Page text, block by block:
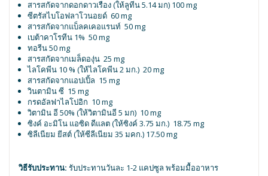
สารสกัดจากดอกดาวเรือง (ให้ลูทีน 5.14 มก) 100 mg
ซีตรัสไบโอฟลาโวนอยด์ 60 mg
สารสกัดจากแบ็ลคเคอแรนท์ 50 mg
เบต้าคาโรทีน 1% 50 mg
ทอรีน 50 mg
สารสกัดจากเมล็ดองุ่น 25 mg
ไลโคพีน 10 % (ให้ไลโคพีน 2 มก.) 20 mg
สารสกัดจากแอปเปิ้ล 15 mg
วินตามิน ซี 15 mg
กรดอัลฟาไลโปอิก 10 mg
วิตามิน อี 50% (ให้วิตามินอี 5 มก) 10 mg
ซิงค์ อะมิโน แอซิด ดีแลต (ให้ซิงค์ 3.75 มก.) 18.75 mg
ซิลีเนียม ยีสต์ (ให้ซีลีเนียม 35 มคก.) 17.50 mg
วิธีรับประทาน: รับประทานวันละ 1-2 แคปซูล พร้อมมื้ออาหาร